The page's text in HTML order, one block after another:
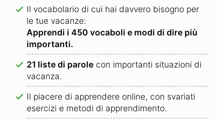
Il vocabolario di cui hai davvero bisogno per
le tue vacanze:
Apprendi i 450 vocaboli e modi di dire più
importanti.
21 liste di parole con importanti situazioni di
vacanza.
Il piacere di apprendere online, con svariati
esercizi e metodi di apprendimento.